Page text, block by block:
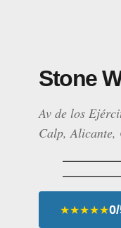
Stone
Av de los
Calp, Alicante,
★★★★★